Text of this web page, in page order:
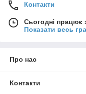
Контакти
Сьогодні працює
Показати весь
Про нас
Контакти